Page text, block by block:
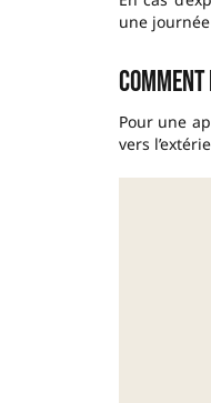
une
Pour une
vers